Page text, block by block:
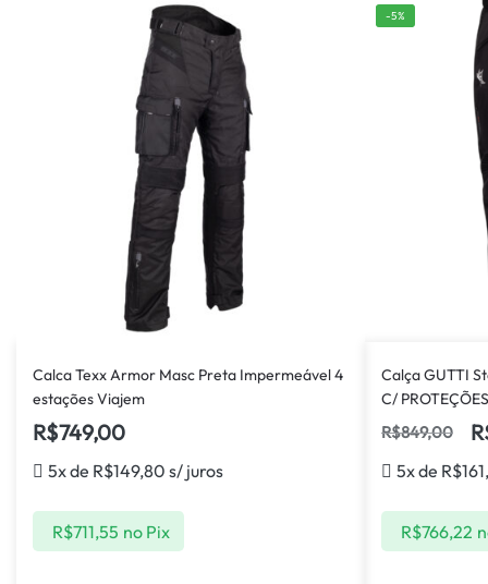
Calca Texx Armor Masc Preta Impermeável 4
estações Viajem
R$749,00
5x de R$149,80 s/ juros
R$711,55 no Pix
-5%
Calça GUTTI
C/
R$849,00
5x de R$
R$766,22